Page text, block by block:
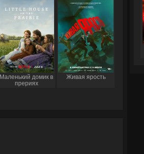
Маленький домик в
прериях
Живая ярость